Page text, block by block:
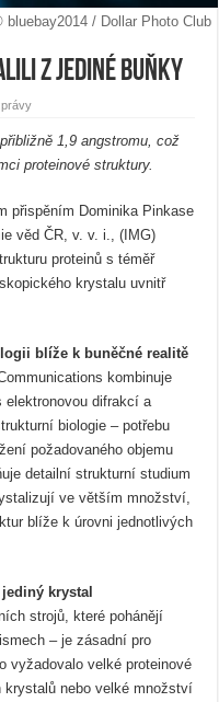
bluebay2014 / Dollar Photo Club
z jediné buňky
1,9 angstromu, což
proteinové struktury.
přispěním Dominika Pinkase
věd ČR, v. v. i., (IMG)
proteinů s téměř
krystalu uvnitř
blíže k buněčné realitě
kombinuje
elektronovou difrakcí a
biologie – potřebu
požadovaného objemu
detailní strukturní studium
ve větším množství,
blíže k úrovni jednotlivých
krystal
strojů, které pohánějí
– je zásadní pro
vyžadovalo velké proteinové
nebo velké množství